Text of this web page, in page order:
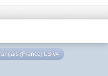
(France) LS v4